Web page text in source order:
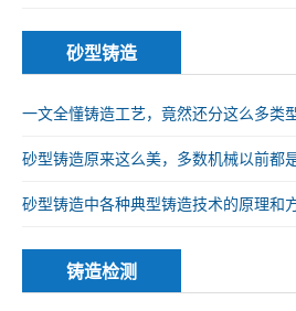
砂型铸造
一文全懂铸造工艺，竟然还分这么多类
砂型铸造原来这么美，多数机械以前都
砂型铸造中各种典型铸造技术的原理和
铸造检测